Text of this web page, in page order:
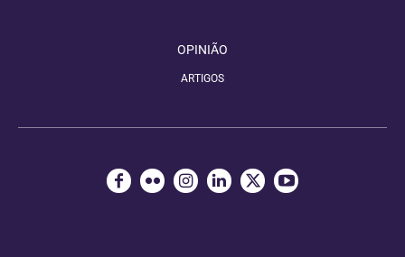
OPINIÃO
ARTIGOS